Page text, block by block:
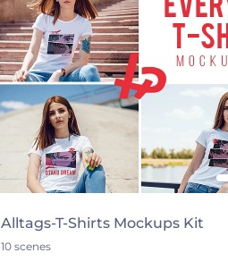
Alltags-T-Shirts Mockups Kit
10 scenes